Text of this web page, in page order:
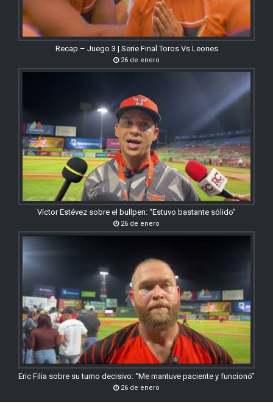
Recap – Juego 3 | Serie Final Toros Vs Leones
26 de enero
Víctor Estévez sobre el bullpen: “Estuvo bastante sólido”
26 de enero
Eric Filia sobre su turno decisivo: “Me mantuve paciente y funcionó”
26 de enero